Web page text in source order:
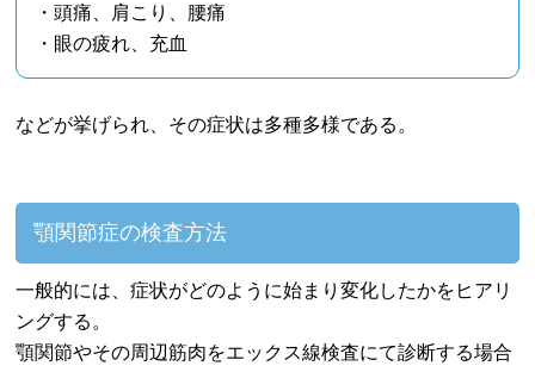
・頭痛、肩こり、腰痛
・眼の疲れ、充血
などが挙げられ、その症状は多種多様である。
顎関節症の検査方法
一般的には、症状がどのように始まり変化したかをヒアリ
ングする。
顎関節やその周辺筋肉をエックス線検査にて診断する場合